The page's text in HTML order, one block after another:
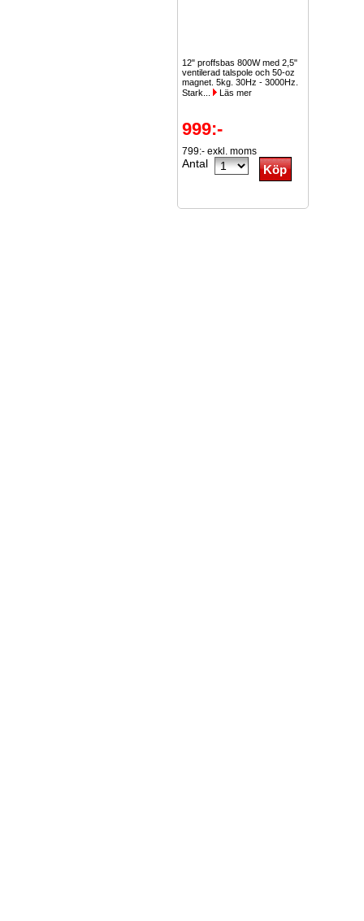
12" proffsbas 800W med 2,5"
ventilerad talspole och 50-oz
magnet. 5kg. 30Hz - 3000Hz.
Stark...
Läs mer
999:-
799:- exkl. moms
Antal